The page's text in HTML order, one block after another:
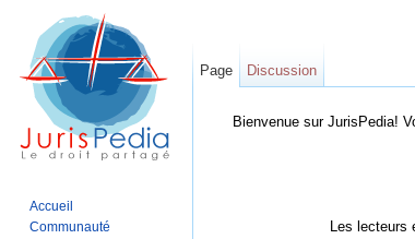
Bienvenue sur JurisPedia!
Les lecteurs
Page Discussion
Accueil
Communauté